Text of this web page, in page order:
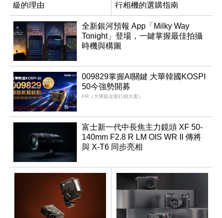
級的理由
行相機的選購指南
全新銀河預報 App「Milky Way
Tonight」登場，一鍵掌握最佳拍攝
時機與構圖
009829掌握AI關鍵 大華韓國KOSPI
50今強勢開募
PR（大華銀全能行銷方案）
富士新一代中長焦主力鏡頭 XF 50-
140mm F2.8 R LM OIS WR II 傳將
與 X-T6 同步亮相